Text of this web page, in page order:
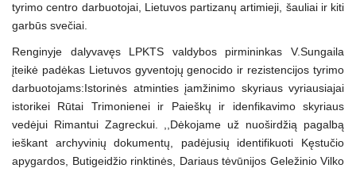
tyrimo centro darbuotojai, Lietuvos partizanų artimieji, šauliai ir kiti
garbūs svečiai.
Renginyje dalyvavęs LPKTS valdybos pirmininkas V.Sungaila
įteikė padėkas Lietuvos gyventojų genocido ir rezistencijos tyrimo
darbuotojams:Istorinės atminties įamžinimo skyriaus vyriausiajai
istorikei Rūtai Trimonienei ir Paieškų ir idenfikavimo skyriaus
vedėjui Rimantui Zagreckui. ,,Dėkojame už nuoširdžią pagalbą
ieškant archyvinių dokumentų, padėjusių identifikuoti Kęstučio
apygardos, Butigeidžio rinktinės, Dariaus tėvūnijos Geležinio Vilko